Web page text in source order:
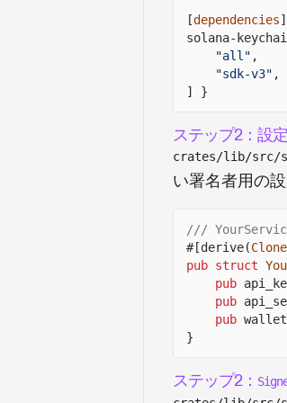
[dependencies]
solana-
"all" ,
"sdk-v3" ,
] }
ステップ2：設
crates/lib/src/
い署名者用の
///
#[derive(Clone
pub struct
pub
pub
pub
}
ステップ2：